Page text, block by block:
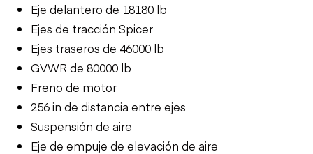
Eje delantero de 18180 lb
Ejes de tracción Spicer
Ejes traseros de 46000 lb
GVWR de 80000 lb
Freno de motor
256 in de distancia entre ejes
Suspensión de aire
Eje de empuje de elevación de aire